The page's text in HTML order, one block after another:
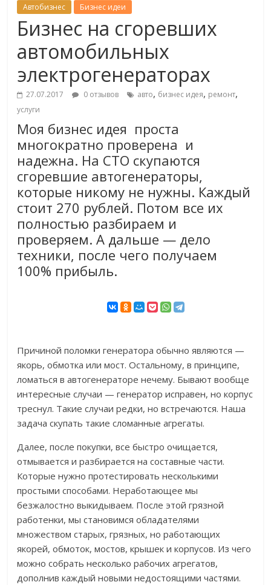
Автобизнес Бизнес идеи
Бизнес на сгоревших
автомобильных
электрогенераторах
27.07.2017 0 отзывов авто, бизнес идея, ремонт,
услуги
Моя бизнес идея проста
многократно проверена и
надежна. На СТО скупаются
сгоревшие автогенераторы,
которые никому не нужны. Каждый
стоит 270 рублей. Потом все их
полностью разбираем и
проверяем. А дальше — дело
техники, после чего получаем
100% прибыль.
Причиной поломки генератора обычно являются —
якорь, обмотка или мост. Остальному, в принципе,
ломаться в автогенераторе нечему. Бывают вообще
интересные случаи — генератор исправен, но корпус
треснул. Такие случаи редки, но встречаются. Наша
задача скупать такие сломанные агрегаты.
Далее, после покупки, все быстро очищается,
отмывается и разбирается на составные части.
Которые нужно протестировать несколькими
простыми способами. Неработающее мы
безжалостно выкидываем. После этой грязной
работенки, мы становимся обладателями
множеством старых, грязных, но работающих
якорей, обмоток, мостов, крышек и корпусов. Из чего
можно собрать несколько рабочих агрегатов,
дополнив каждый новыми недостоящими частями.